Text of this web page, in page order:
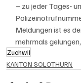
– zu jeder Tages-
Meldungen ist es
mehrmals
Zuchwil
KANTON SOLOTHURN